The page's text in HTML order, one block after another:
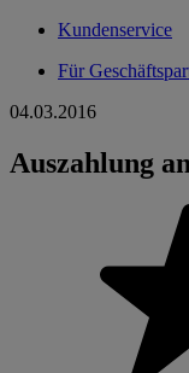
Kundenservice
Für
04.03.2016
Auszahlung